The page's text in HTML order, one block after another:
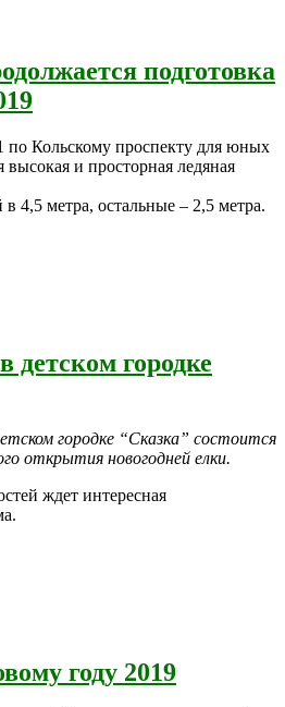
подготовка
Кольскому проспекту для юных
высокая и просторная ледяная
4,5 метра, остальные – 2,5 метра.
городке
городке “Сказка” состоится
открытия новогодней елки.
ждет интересная
году 2019